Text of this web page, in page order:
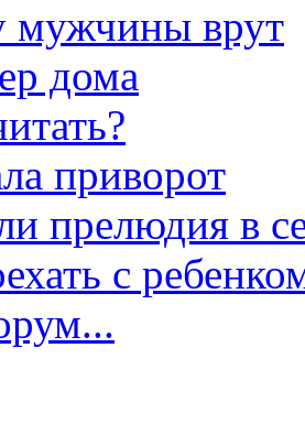
мужчины врут
дома
приворот
прелюдия в
с